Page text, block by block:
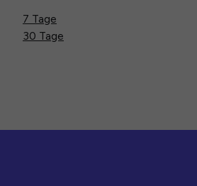
7 Tage
30 Tage